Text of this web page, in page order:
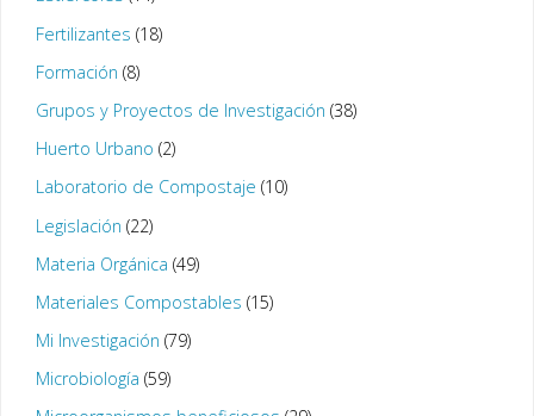
Fertilizantes (18)
Formación (8)
Grupos y Proyectos de Investigación (38)
Huerto Urbano (2)
Laboratorio de Compostaje (10)
Legislación (22)
Materia Orgánica (49)
Materiales Compostables (15)
Mi Investigación (79)
Microbiología (59)